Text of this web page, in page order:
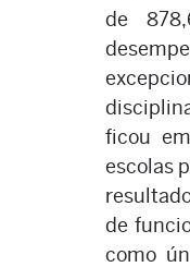
de
ficou
escolas
de
como